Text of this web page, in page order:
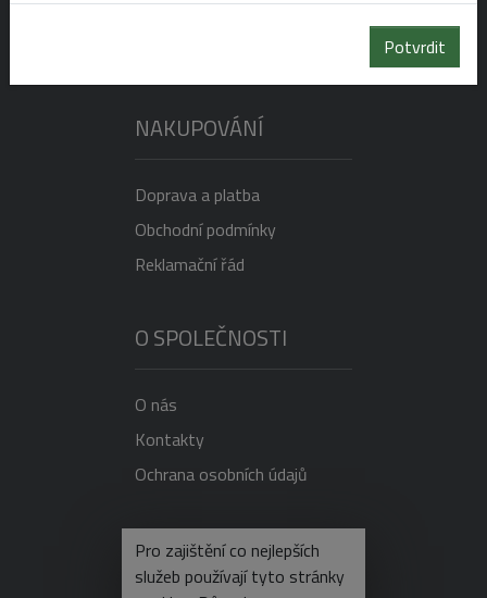
NAKUPOVÁNÍ
Doprava a platba
Obchodní podmínky
Reklamační řád
O SPOLEČNOSTI
O nás
Kontakty
Ochrana osobních údajů
NEVÍTE SI RADY?
Potvrdit
Pro zajištění co nejlepších
služeb používají tyto stránky